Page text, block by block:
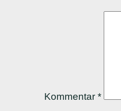
Kommentar *